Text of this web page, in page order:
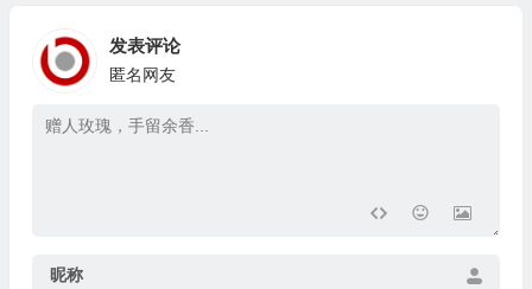
发表评论
匿名网友
昵称